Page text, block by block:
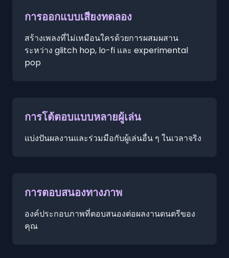
การออกแบบเสียงทดลอง
สร้างเพลงที่ไม่เหมือนใครด้วยการผสมผสาน
ระหว่าง glitch hop, lo-fi และ experimental
pop
การโต้ตอบแบบหลายผู้เล่น
แบ่งปันผลงานและร่วมมือกับผู้เล่นอื่น ๆ ในเวลาจริง
การตอบสนองทางภาพ
องค์ประกอบภาพที่ตอบสนองต่อผลงานดนตรีของ
คุณ